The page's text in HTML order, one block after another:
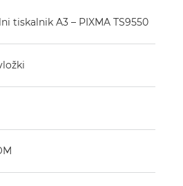
tiskalnik A3 – PIXMA TS9550